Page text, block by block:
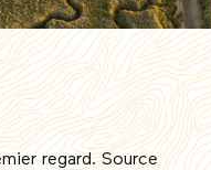
regard. Source